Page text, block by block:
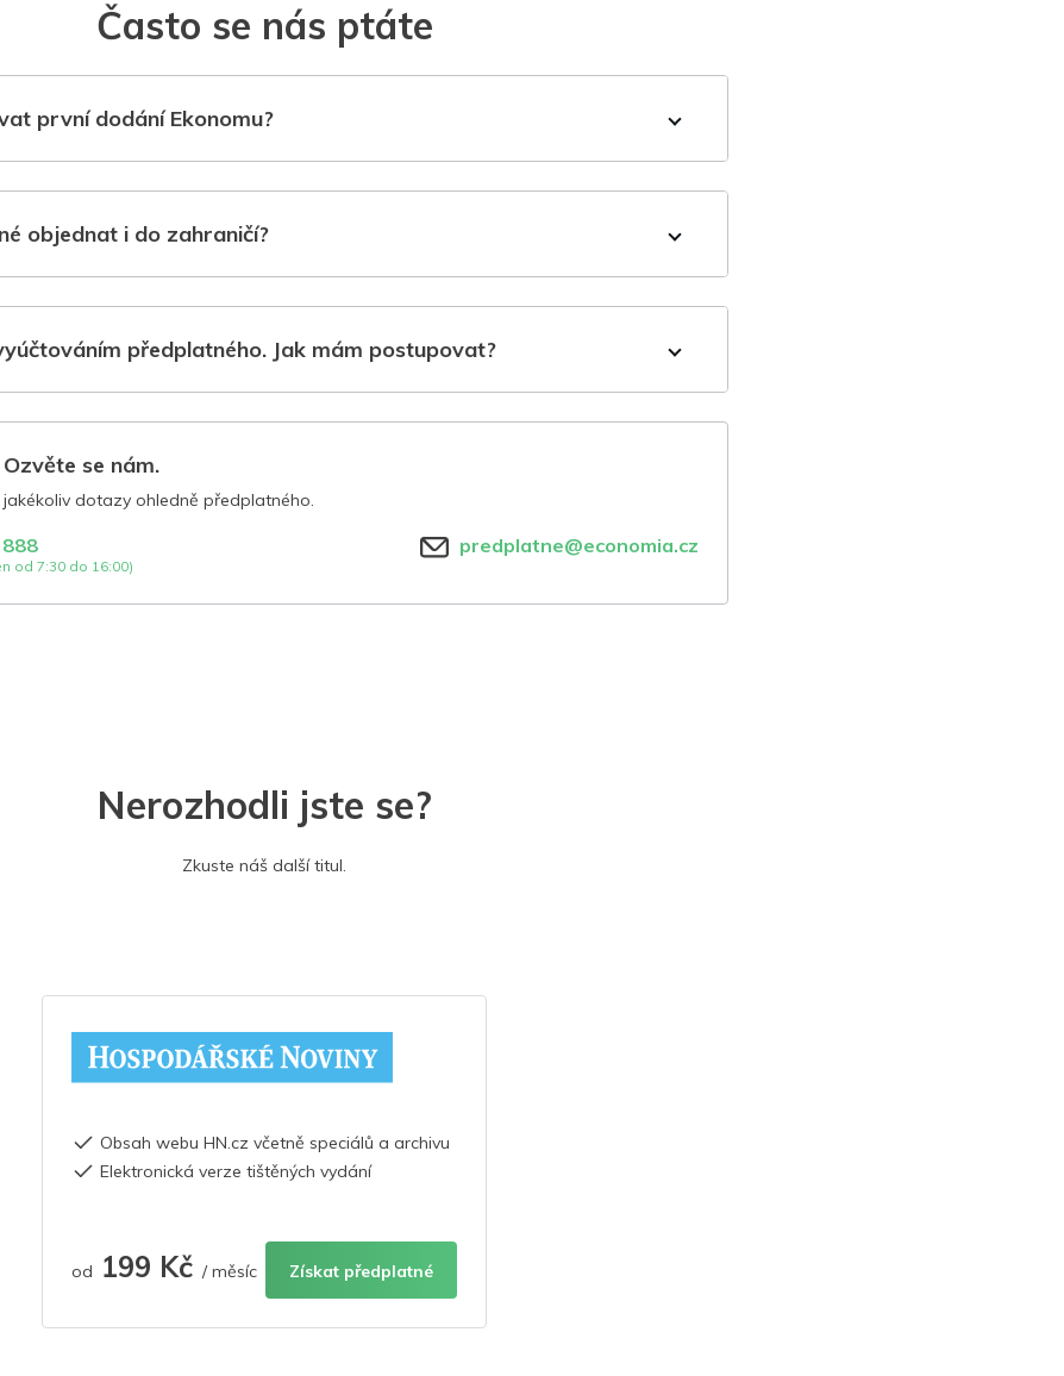
Často se nás ptáte
první dodání Ekonomu?
objednat i do zahraničí?
předplatného. Jak mám postupovat?
se nám.
dotazy ohledně předplatného.
od 7:30 do 16:00)
predplatne@economia.cz
Nerozhodli jste se?
Zkuste náš další titul.
Obsah webu HN.cz včetně speciálů a archivu
Elektronická verze tištěných vydání
od 199 Kč / měsíc Získat předplatné